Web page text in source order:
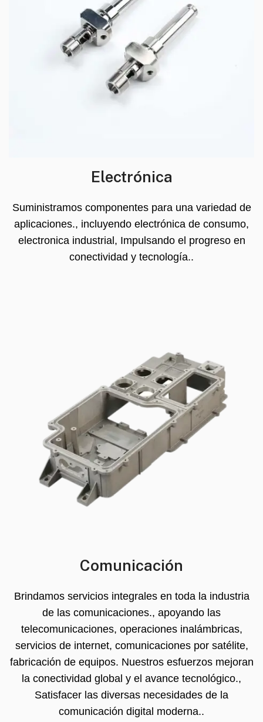
Electrónica
Suministramos componentes para una variedad de
aplicaciones., incluyendo electrónica de consumo,
electronica industrial, Impulsando el progreso en
conectividad y tecnología..
Comunicación
Brindamos servicios integrales en toda la industria
de las comunicaciones., apoyando las
telecomunicaciones, operaciones inalámbricas,
servicios de internet, comunicaciones por satélite,
fabricación de equipos. Nuestros esfuerzos mejoran
la conectividad global y el avance tecnológico.,
Satisfacer las diversas necesidades de la
comunicación digital moderna..